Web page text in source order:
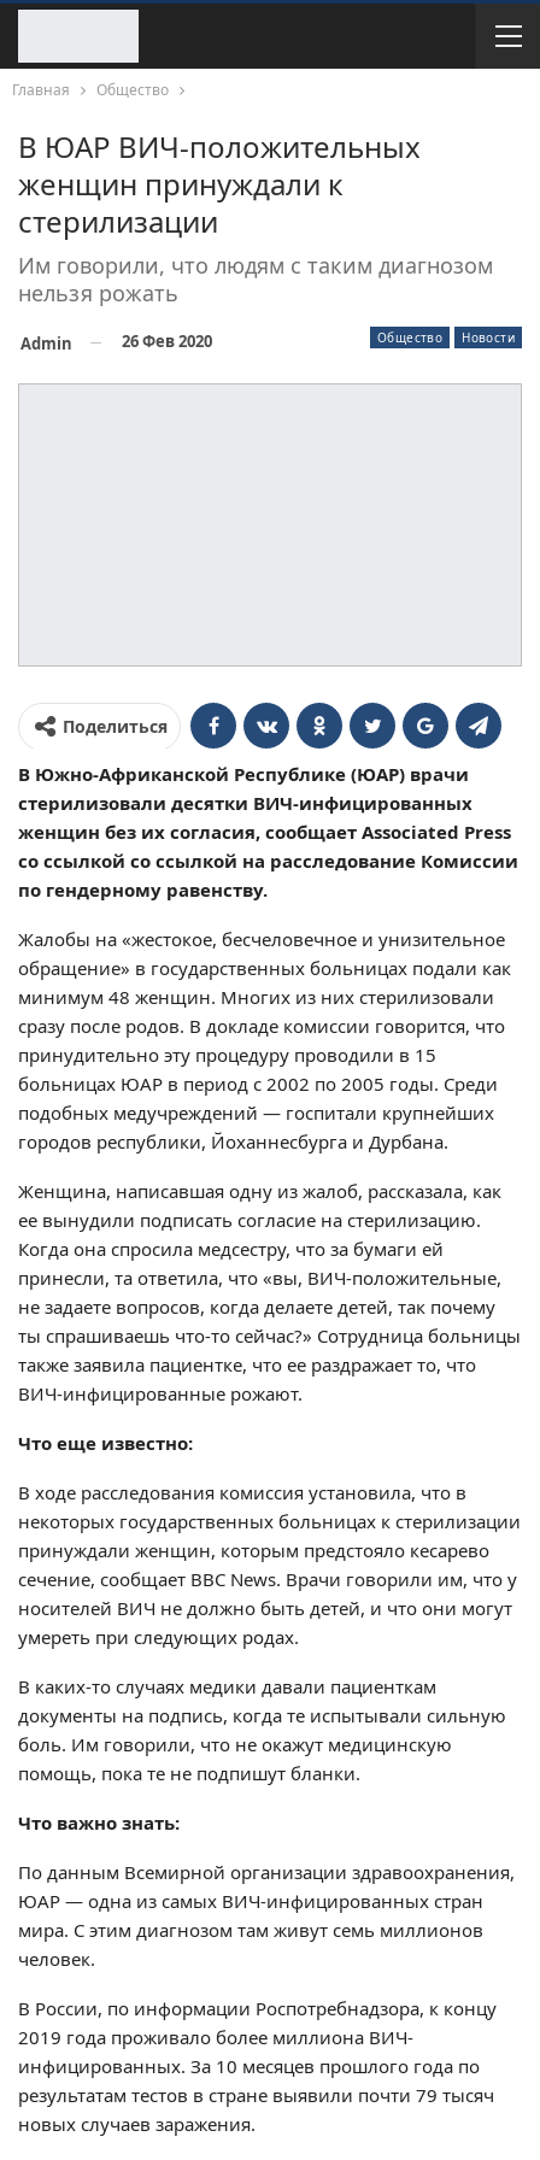
Главная Общество
В ЮАР ВИЧ-положительных
женщин принуждали к
стерилизации
Им говорили, что людям с таким диагнозом
нельзя рожать
Общество Новости
Admin 26 Фев 2020
Поделиться
В Южно-Африканской Республике (ЮАР) врачи
стерилизовали десятки ВИЧ-инфицированных
женщин без их согласия, сообщает Associated Press
со ссылкой со ссылкой на расследование Комиссии
по гендерному равенству.
Жалобы на «жестокое, бесчеловечное и унизительное
обращение» в государственных больницах подали как
минимум 48 женщин. Многих из них стерилизовали
сразу после родов. В докладе комиссии говорится, что
принудительно эту процедуру проводили в 15
больницах ЮАР в период с 2002 по 2005 годы. Среди
подобных медучреждений — госпитали крупнейших
городов республики, Йоханнесбурга и Дурбана.
Женщина, написавшая одну из жалоб, рассказала, как
ее вынудили подписать согласие на стерилизацию.
Когда она спросила медсестру, что за бумаги ей
принесли, та ответила, что «вы, ВИЧ-положительные,
не задаете вопросов, когда делаете детей, так почему
ты спрашиваешь что-то сейчас?» Сотрудница больницы
также заявила пациентке, что ее раздражает то, что
ВИЧ-инфицированные рожают.
Что еще известно:
В ходе расследования комиссия установила, что в
некоторых государственных больницах к стерилизации
принуждали женщин, которым предстояло кесарево
сечение, сообщает BBC News. Врачи говорили им, что у
носителей ВИЧ не должно быть детей, и что они могут
умереть при следующих родах.
В каких-то случаях медики давали пациенткам
документы на подпись, когда те испытывали сильную
боль. Им говорили, что не окажут медицинскую
помощь, пока те не подпишут бланки.
Что важно знать:
По данным Всемирной организации здравоохранения,
ЮАР — одна из самых ВИЧ-инфицированных стран
мира. С этим диагнозом там живут семь миллионов
человек.
В России, по информации Роспотребнадзора, к концу
2019 года проживало более миллиона ВИЧ-
инфицированных. За 10 месяцев прошлого года по
результатам тестов в стране выявили почти 79 тысяч
новых случаев заражения.